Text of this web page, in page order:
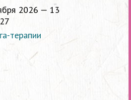
2026 — 13
терапии